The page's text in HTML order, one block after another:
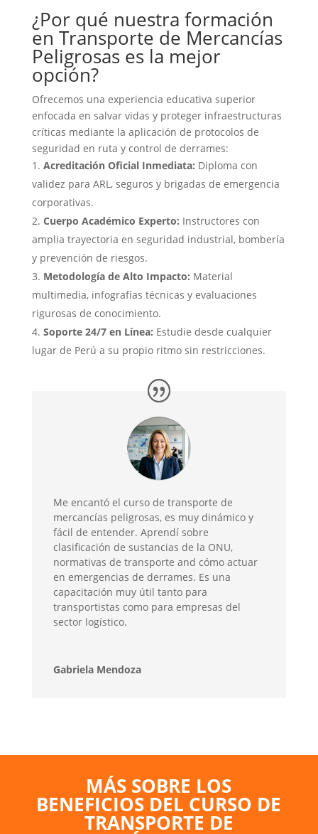
¿Por qué nuestra formación
en Transporte de Mercancías
Peligrosas es la mejor
opción?
Ofrecemos una experiencia educativa superior
enfocada en salvar vidas y proteger infraestructuras
críticas mediante la aplicación de protocolos de
seguridad en ruta y control de derrames:
Acreditación Oficial Inmediata: Diploma con
validez para ARL, seguros y brigadas de emergencia
corporativas.
Cuerpo Académico Experto: Instructores con
amplia trayectoria en seguridad industrial, bombería
y prevención de riesgos.
Metodología de Alto Impacto: Material
multimedia, infografías técnicas y evaluaciones
rigurosas de conocimiento.
Soporte 24/7 en Línea: Estudie desde cualquier
lugar de Perú a su propio ritmo sin restricciones.
Me encantó el curso de transporte de
mercancías peligrosas, es muy dinámico y
fácil de entender. Aprendí sobre
clasificación de sustancias de la ONU,
normativas de transporte and cómo actuar
en emergencias de derrames. Es una
capacitación muy útil tanto para
transportistas como para empresas del
sector logístico.
Gabriela Mendoza
MÁS SOBRE LOS
BENEFICIOS DEL CURSO DE
TRANSPORTE DE